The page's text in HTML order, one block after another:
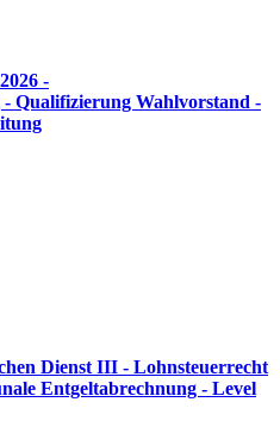
-
Qualifizierung Wahlvorstand -
Dienst III - Lohnsteuerrecht
Entgeltabrechnung - Level